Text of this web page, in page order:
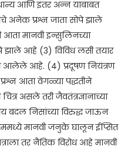
आणि इतर अन्न याबाबत
अनेक प्रश्न जाता सोपे झाले
आता मानवी इन्सुलिनच्या
झाले आहे (3) विविध लसी तयार
आलेले आहे. (4) प्रदूषण नियंत्रण
आता वेगळ्या पद्धतीने
असले तरी जैवतंत्रज्ञानाच्या
बदल निसांच्या विरुद्ध जाऊन
मानवी जनुके घालून ईप्सित
तर नैतिक विरोध आहे मानवी